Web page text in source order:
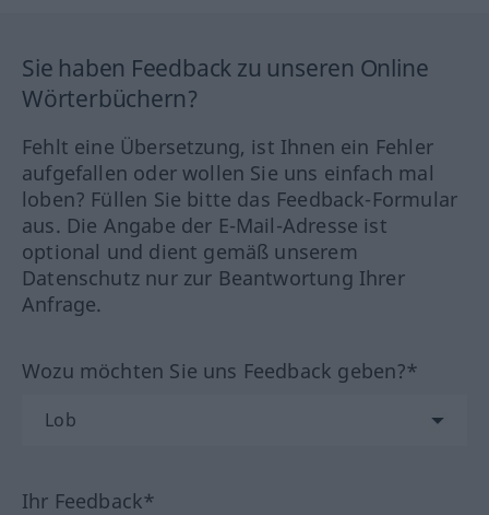
Sie haben Feedback zu unseren Online
Wörterbüchern?
Fehlt eine Übersetzung, ist Ihnen ein Fehler
aufgefallen oder wollen Sie uns einfach mal
loben? Füllen Sie bitte das Feedback-Formular
aus. Die Angabe der E-Mail-Adresse ist
optional und dient gemäß unserem
Datenschutz nur zur Beantwortung Ihrer
Anfrage.
Wozu möchten Sie uns Feedback geben?*
Ihr Feedback*